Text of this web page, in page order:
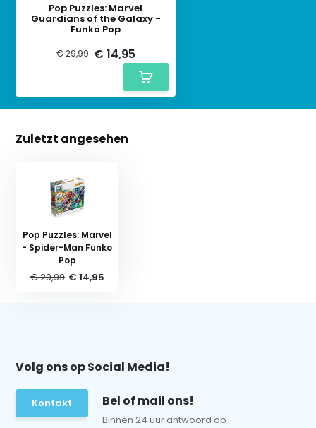
Pop Puzzles: Marvel
Guardians of the Galaxy -
Funko Pop
€ 29,99 € 14,95
Zuletzt angesehen
Pop Puzzles: Marvel
- Spider-Man Funko
Pop
€ 29,99 € 14,95
Volg ons op Social Media!
Kontakt Bel of mail ons!
Binnen 24 uur antwoord op